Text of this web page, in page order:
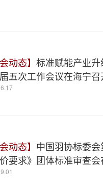
动态】 标准赋能产业
五次工作会议在海宁召
动态】 中国羽协标委
要求》团体标准审查